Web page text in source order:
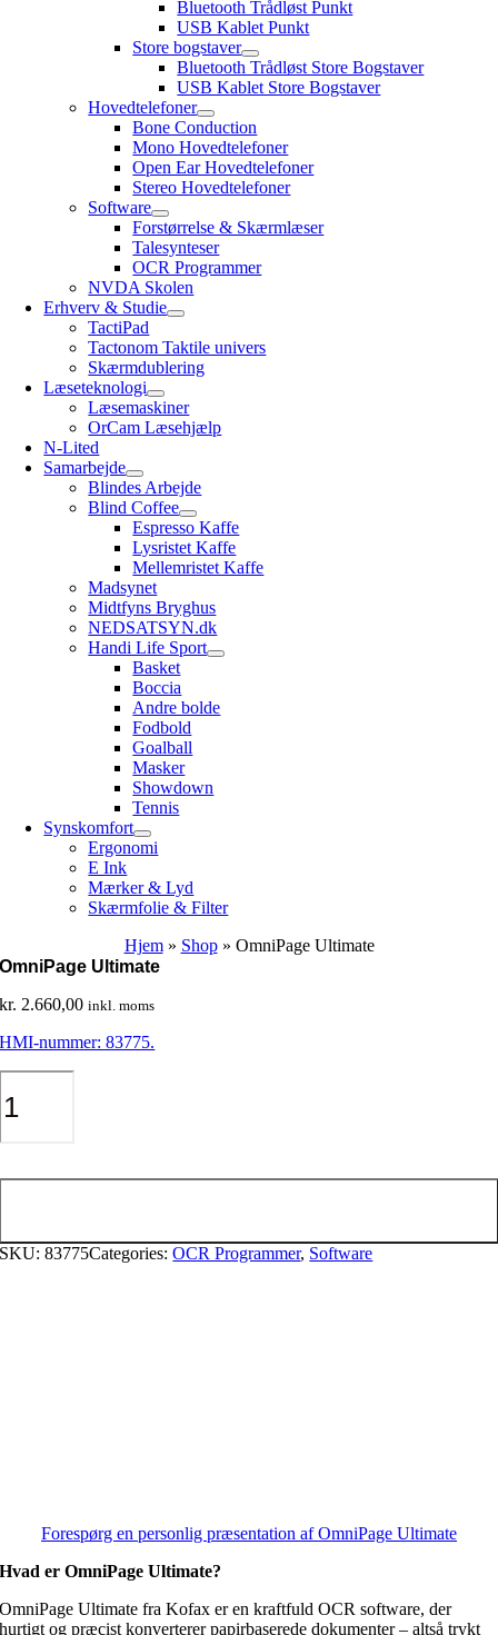
Bluetooth Trådløst Punkt
USB Kablet Punkt
Store bogstaver
Bluetooth Trådløst Store Bogstaver
USB Kablet Store Bogstaver
Hovedtelefoner
Bone Conduction
Mono Hovedtelefoner
Open Ear Hovedtelefoner
Stereo Hovedtelefoner
Software
Forstørrelse & Skærmlæser
Talesynteser
OCR Programmer
NVDA Skolen
Erhverv & Studie
TactiPad
Tactonom Taktile univers
Skærmdublering
Læseteknologi
Læsemaskiner
OrCam Læsehjælp
N-Lited
Samarbejde
Blindes Arbejde
Blind Coffee
Espresso Kaffe
Lysristet Kaffe
Mellemristet Kaffe
Madsynet
Midtfyns Bryghus
NEDSATSYN.dk
Handi Life Sport
Basket
Boccia
Andre bolde
Fodbold
Goalball
Masker
Showdown
Tennis
Synskomfort
Ergonomi
E Ink
Mærker & Lyd
Skærmfolie & Filter
Hjem» Shop» OmniPage Ultimate
OmniPage Ultimate
kr. 2.660,00 inkl. moms
HMI-nummer: 83775.
SKU:83775Categories:OCR Programmer, Software
Forespørg en personlig præsentation af OmniPage Ultimate
Hvad er OmniPage Ultimate?
OmniPage Ultimate fra Kofax er en kraftfuld OCR software, der
hurtigt og præcist konverterer papirbaserede dokumenter – altså trykt